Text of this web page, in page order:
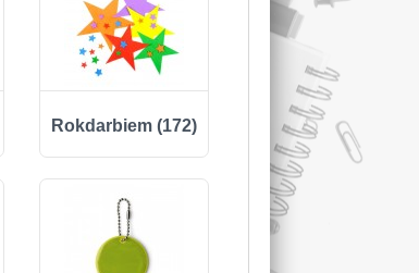
Rokdarbiem (172)